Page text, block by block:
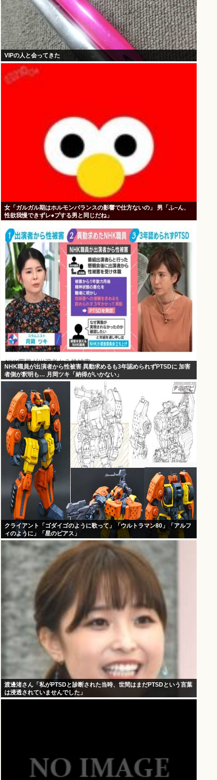
VIPの人と会ってきた
女「ガルガル期はホルモンバランスの影響で仕方ないの」 男「ふ~ん、
性欲我慢できずレ●プする男と同じだね」
NHK職員が出演者から性被害 異動求めるも3年認められずPTSDに 加害
者側が釈明も… 月岡ツキ「納得がいかない」
クライアント「ゴダイゴのように歌って」「ウルトラマン80」「アルフ
ィのように」「星のピアス」
渡邊渚さん「私がPTSDと診断された当時、世間はまだPTSDという言葉
は浸透されていませんでした」